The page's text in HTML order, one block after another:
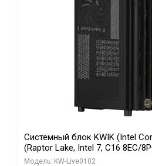
Системный блок KWIK (Intel
(Raptor Lake, Intel 7, C16 8EC/
модуля)/ Afox RTX4090 24GB
Модель: KW-Live0102